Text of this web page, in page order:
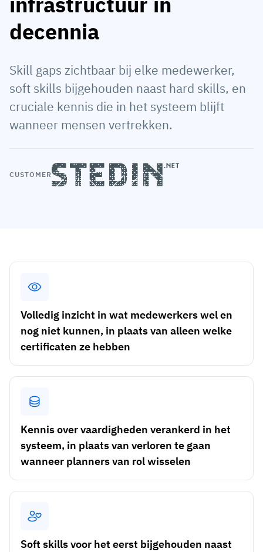
Trainingsgeschiedenis
Certificaten & licenties
Frontline skills-app
Compliance
Inzetbaarheid van het personeel
Skill gap-analyse
Effectiviteit van trainingen
Compliance-dashboards
Prognoses & trends
Trainingscoördinator
Operationeel manager
ICT-manager
Auditor
Food
JDE Coffee
Syngenta
Lenzing
Vista
19 maart 2026
Stop met achtervolgen, begin met automatiseren
Kennisbank
AG5-status
Ondersteuning
Bedrijf
Neem contact op
decennia
Skill gaps zichtbaar bij elke medewerker,
soft skills bijgehouden naast hard skills, en
cruciale kennis die in het systeem blijft
wanneer mensen vertrekken.
CUSTOMER
Volledig inzicht in wat medewerkers wel en
nog niet kunnen, in plaats van alleen welke
certificaten ze hebben
Kennis over vaardigheden verankerd in het
systeem, in plaats van verloren te gaan
wanneer planners van rol wisselen
Soft skills voor het eerst bijgehouden naast